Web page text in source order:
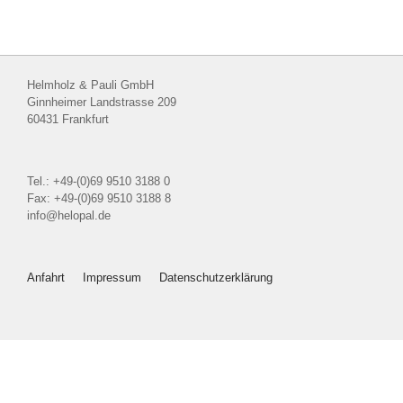
Helmholz & Pauli GmbH
Ginnheimer Landstrasse 209
60431 Frankfurt
Tel.: +49-(0)69 9510 3188 0
Fax: +49-(0)69 9510 3188 8
info@helopal.de
Anfahrt Impressum Datenschutzerklärung